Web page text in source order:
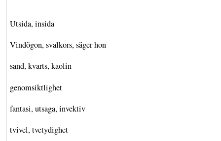
Utsida, insida
Vindögon, svalkors, säger hon
sand, kvarts, kaolin
genomsiktlighet
fantasi, utsaga, invektiv
tvivel, tvetydighet